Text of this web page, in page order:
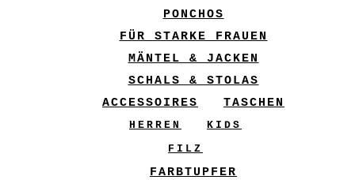
PONCHOS
FÜR STARKE FRAUEN
MÄNTEL & JACKEN
SCHALS & STOLAS
ACCESSOIRES
TASCHEN
HERREN
KIDS
FILZ
FARBTUPFER